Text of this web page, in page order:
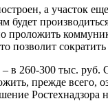
а участок
проложить
позволит
– в 260-300 тыс.
прежде всего,
Ростехнадзора